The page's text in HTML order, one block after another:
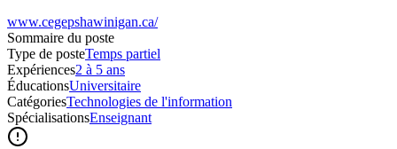
www.cegepshawinigan.ca/
Sommaire du poste
Type de posteTemps partiel
Expériences2 à 5 ans
ÉducationsUniversitaire
CatégoriesTechnologies de l'information
SpécialisationsEnseignant